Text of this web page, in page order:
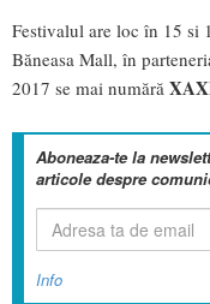
Festivalul are loc în 15 si
Băneasa Mall, în
2017 se mai numără
Aboneaza-te la
articole despre
Info